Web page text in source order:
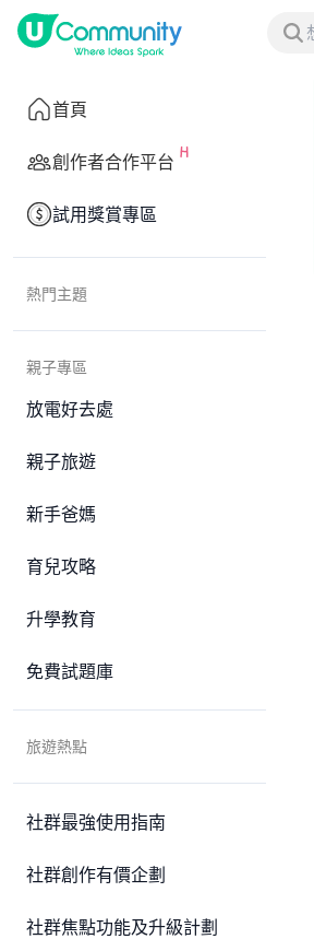
首頁
創作者合作平台
試用獎賞專區
熱門主題
親子專區
放電好去處
親子旅遊
新手爸媽
育兒攻略
升學教育
免費試題庫
旅遊熱點
社群最強使用指南
社群創作有價企劃
社群焦點功能及升級計劃